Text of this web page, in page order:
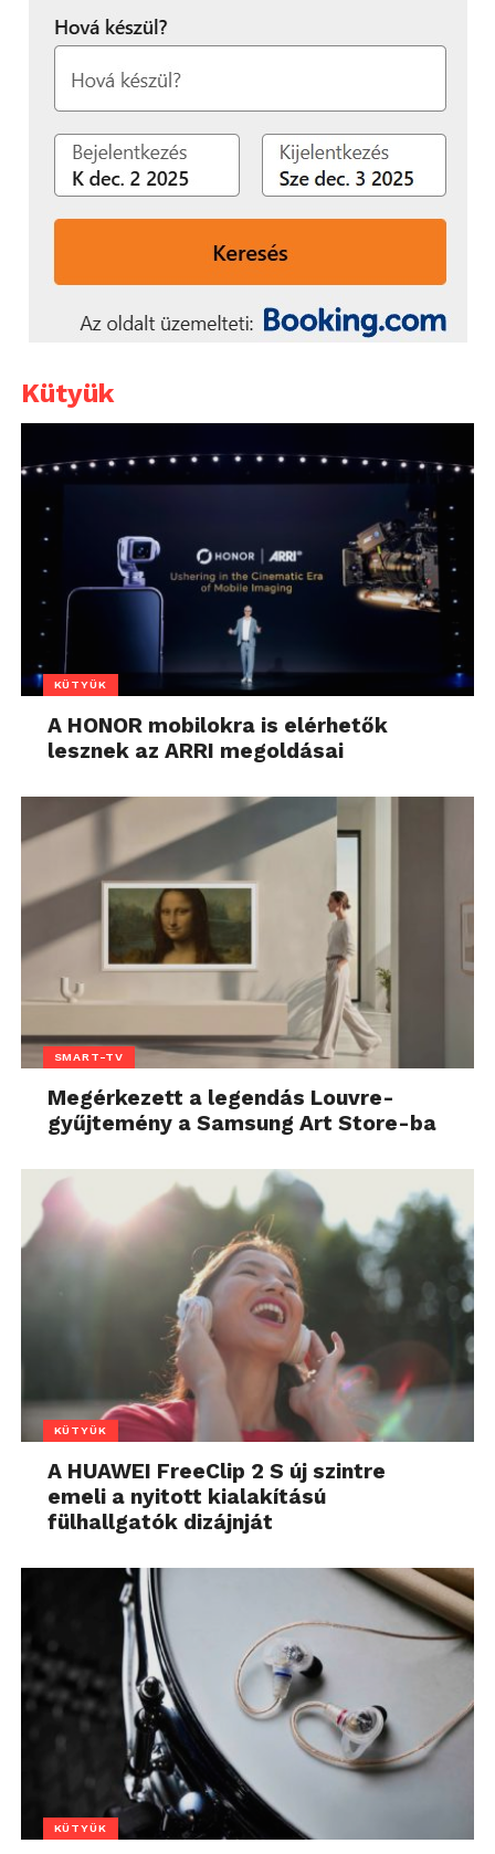
Kütyük
KÜTYÜK
A HONOR mobilokra is elérhetők
lesznek az ARRI megoldásai
SMART-TV
Megérkezett a legendás Louvre-
gyűjtemény a Samsung Art Store-ba
KÜTYÜK
A HUAWEI FreeClip 2 S új szintre
emeli a nyitott kialakítású
fülhallgatók dizájnját
KÜTYÜK